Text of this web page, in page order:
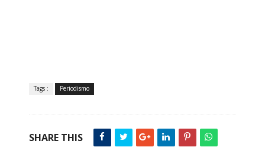
Tags : Periodismo
SHARE THIS